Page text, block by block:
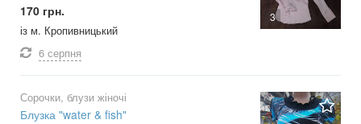
3
170 грн.
із м. Кропивницький
6 серпня
Сорочки, блузи жіночі
Блузка "water & fish"